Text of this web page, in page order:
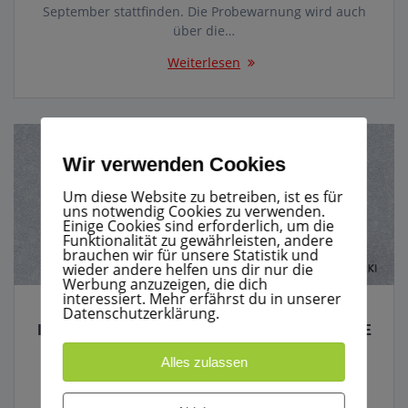
September stattfinden. Die Probewarnung wird auch
über die…
Weiterlesen
INFORMATION ZUR CORONA VIRUS LAGE
Auf Grund der Corona-Virus-Lage, hat die Feuerwehr
Dettingen Iller entsprechende Vorsichtsmaßnahmen
Wir verwenden Cookies
Um diese Website zu betreiben, ist es für
uns notwendig Cookies zu verwenden.
Einige Cookies sind erforderlich, um die
Funktionalität zu gewährleisten, andere
brauchen wir für unsere Statistik und
wieder andere helfen uns dir nur die
Werbung anzuzeigen, die dich
interessiert. Mehr erfährst du in unserer
Datenschutzerklärung.
Alles zulassen